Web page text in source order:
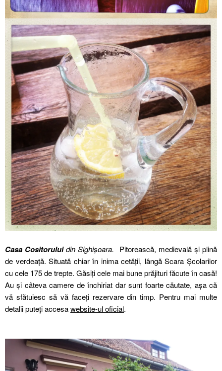
Casa Cositoruluidin Sighișoara. Pitorească, medievală și plină
de verdeață. Situată chiar în inima cetății, lângă Scara Școlarilor
cu cele 175 de trepte. Găsiți cele mai bune prăjituri făcute în casă!
Au și câteva camere de închiriat dar sunt foarte căutate, așa că
vă sfătuiesc să vă faceți rezervare din timp. Pentru mai multe
detalii puteți accesawebsite-ul oficial.